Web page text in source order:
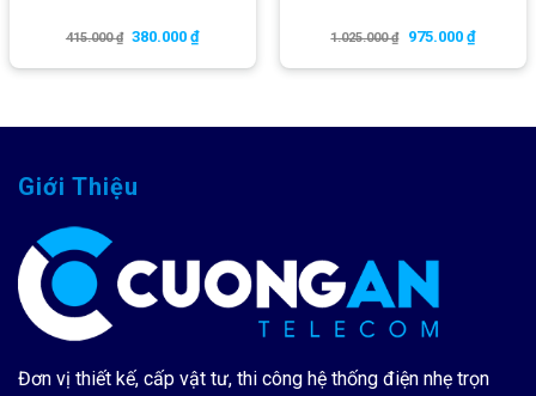
415.000₫ 380.000₫ 1.025.000₫ 975.000 ₫
Giới Thiệu
Đơn vị thiết kế, cấp vật tư, thi công hệ thống điện nhẹ trọn